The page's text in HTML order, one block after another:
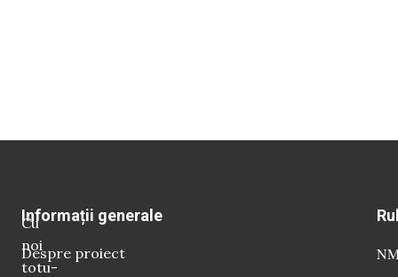
Cu
noi
totu-
Informații generale
Despre proiect